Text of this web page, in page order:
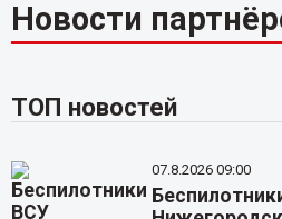
Новости
ТОП новостей
07.8.2026 09:00